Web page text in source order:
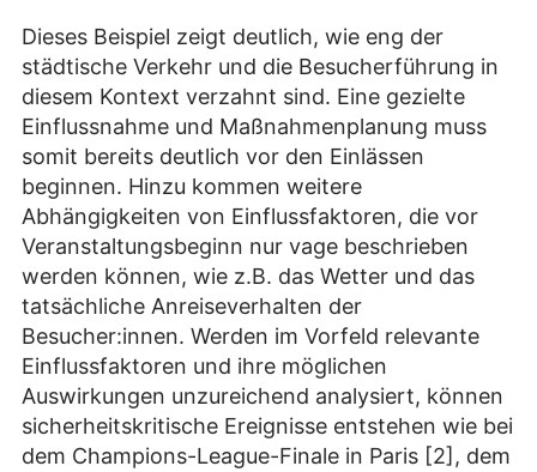
Dieses Beispiel zeigt deutlich, wie eng der
städtische Verkehr und die Besucherführung in
diesem Kontext verzahnt sind. Eine gezielte
Einflussnahme und Maßnahmenplanung muss
somit bereits deutlich vor den Einlässen
beginnen. Hinzu kommen weitere
Abhängigkeiten von Einflussfaktoren, die vor
Veranstaltungsbeginn nur vage beschrieben
werden können, wie z.B. das Wetter und das
tatsächliche Anreiseverhalten der
Besucher:innen. Werden im Vorfeld relevante
Einflussfaktoren und ihre möglichen
Auswirkungen unzureichend analysiert, können
sicherheitskritische Ereignisse entstehen wie bei
dem Champions-League-Finale in Paris [2], dem